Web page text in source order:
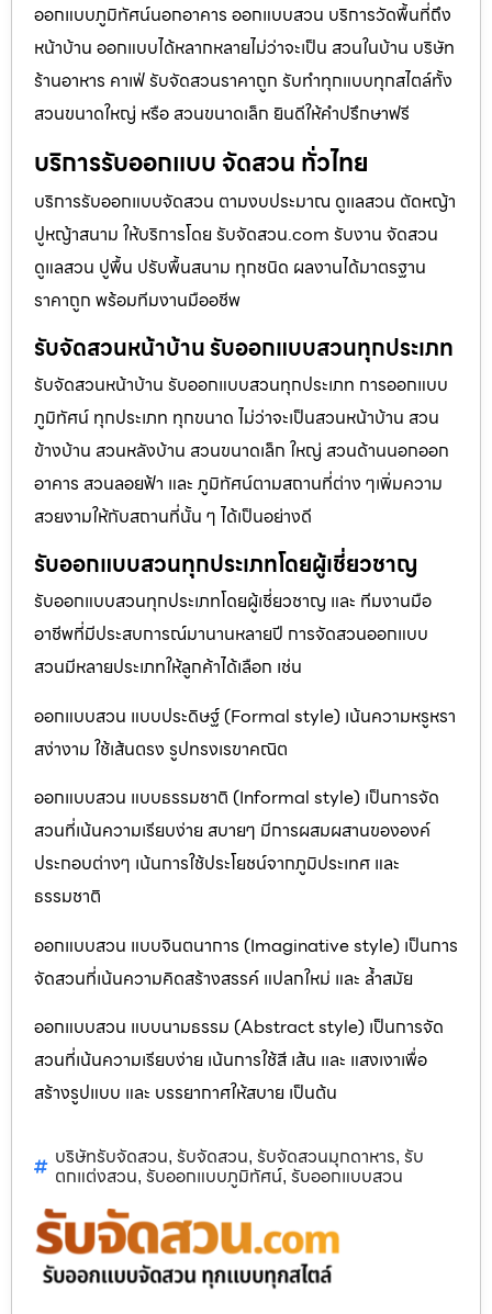
ออกแบบภูมิทัศน์นอกอาคาร ออกแบบสวน บริการวัดพื้นที่ถึง
หน้าบ้าน ออกแบบได้หลากหลายไม่ว่าจะเป็น สวนในบ้าน บริษัท
ร้านอาหาร คาเฟ่ รับจัดสวนราคาถูก รับทำทุกแบบทุกสไตล์ทั้ง
สวนขนาดใหญ่ หรือ สวนขนาดเล็ก ยินดีให้คำปรึกษาฟรี
บริการรับออกแบบ จัดสวน ทั่วไทย
บริการรับออกแบบจัดสวน ตามงบประมาณ ดูเเลสวน ตัดหญ้า
ปูหญ้าสนาม ให้บริการโดย รับจัดสวน.com รับงาน จัดสวน
ดูแลสวน ปูพื้น ปรับพื้นสนาม ทุกชนิด ผลงานได้มาตรฐาน
ราคาถูก พร้อมทีมงานมืออชีพ
รับจัดสวนหน้าบ้าน รับออกแบบสวนทุกประเภท
รับจัดสวนหน้าบ้าน รับออกแบบสวนทุกประเภท การออกแบบ
ภูมิทัศน์ ทุกประเภท ทุกขนาด ไม่ว่าจะเป็นสวนหน้าบ้าน สวน
ข้างบ้าน สวนหลังบ้าน สวนขนาดเล็ก ใหญ่ สวนด้านนอกออก
อาคาร สวนลอยฟ้า และ ภูมิทัศน์ตามสถานที่ต่าง ๆเพิ่มความ
สวยงามให้กับสถานที่นั้น ๆ ได้เป็นอย่างดี
รับออกแบบสวนทุกประเภทโดยผู้เชี่ยวชาญ
รับออกแบบสวนทุกประเภทโดยผู้เชี่ยวชาญ และ ทีมงานมือ
อาชีพที่มีประสบการณ์มานานหลายปี การจัดสวนออกแบบ
สวนมีหลายประเภทให้ลูกค้าได้เลือก เช่น
ออกแบบสวน แบบประดิษฐ์ (Formal style) เน้นความหรูหรา
สง่างาม ใช้เส้นตรง รูปทรงเรขาคณิต
ออกแบบสวน แบบธรรมชาติ (Informal style) เป็นการจัด
สวนที่เน้นความเรียบง่าย สบายๆ มีการผสมผสานขององค์
ประกอบต่างๆ เน้นการใช้ประโยชน์จากภูมิประเทศ และ
ธรรมชาติ
ออกแบบสวน แบบจินตนาการ (Imaginative style) เป็นการ
จัดสวนที่เน้นความคิดสร้างสรรค์ แปลกใหม่ และ ล้ำสมัย
ออกแบบสวน แบบนามธรรม (Abstract style) เป็นการจัด
สวนที่เน้นความเรียบง่าย เน้นการใช้สี เส้น และ แสงเงาเพื่อ
สร้างรูปแบบ และ บรรยากาศให้สบาย เป็นต้น
บริษัทรับจัดสวน, รับจัดสวน, รับจัดสวนมุกดาหาร, รับ
ตกแต่งสวน, รับออกแบบภูมิทัศน์, รับออกแบบสวน